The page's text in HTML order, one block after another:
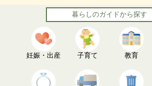
暮らしのガイドから探す
妊娠・出産 子育て 教育